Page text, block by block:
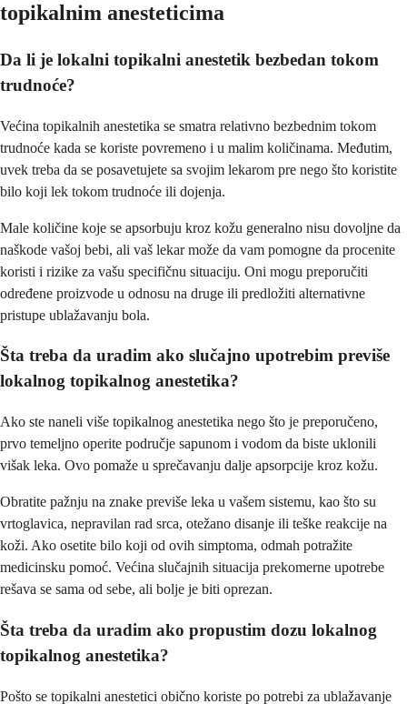
topikalnim anesteticima
Da li je lokalni topikalni anestetik bezbedan tokom
trudnoće?
Većina topikalnih anestetika se smatra relativno bezbednim tokom
trudnoće kada se koriste povremeno i u malim količinama. Međutim,
uvek treba da se posavetujete sa svojim lekarom pre nego što koristite
bilo koji lek tokom trudnoće ili dojenja.
Male količine koje se apsorbuju kroz kožu generalno nisu dovoljne da
naškode vašoj bebi, ali vaš lekar može da vam pomogne da procenite
koristi i rizike za vašu specifičnu situaciju. Oni mogu preporučiti
određene proizvode u odnosu na druge ili predložiti alternativne
pristupe ublažavanju bola.
Šta treba da uradim ako slučajno upotrebim previše
lokalnog topikalnog anestetika?
Ako ste naneli više topikalnog anestetika nego što je preporučeno,
prvo temeljno operite područje sapunom i vodom da biste uklonili
višak leka. Ovo pomaže u sprečavanju dalje apsorpcije kroz kožu.
Obratite pažnju na znake previše leka u vašem sistemu, kao što su
vrtoglavica, nepravilan rad srca, otežano disanje ili teške reakcije na
koži. Ako osetite bilo koji od ovih simptoma, odmah potražite
medicinsku pomoć. Većina slučajnih situacija prekomerne upotrebe
rešava se sama od sebe, ali bolje je biti oprezan.
Šta treba da uradim ako propustim dozu lokalnog
topikalnog anestetika?
Pošto se topikalni anestetici obično koriste po potrebi za ublažavanje